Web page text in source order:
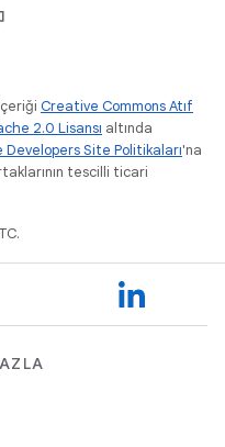
Creative Commons Atıf
2.0 Lisansı altında
Developers Site Politikaları'na
tescilli ticari